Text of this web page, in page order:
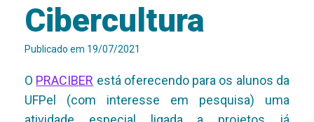
Cibercultura
Publicado em 19/07/2021
O PRACIBER está oferecendo para os alunos da
UFPel (com interesse em pesquisa) uma